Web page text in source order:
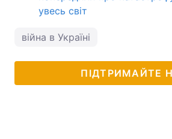
увесь світ
війна в Україні
ПІДТРИМАЙТЕ